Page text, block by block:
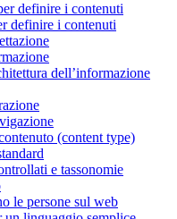
definire i contenuti
definire i contenuti
dell’informazione
(content type)
e tassonomie
le persone sul web